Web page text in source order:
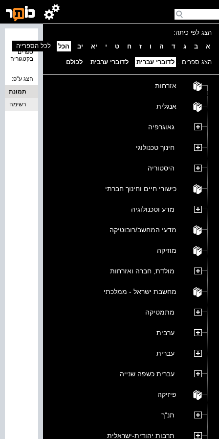
הצג לפי כיתה:
א
ב ג ד ה ו ז ח ט י יא יב הכל
הצג ספרים : לדוברי עברית לדוברי ערבית לכולם
אזרחות
אנגלית
גאוגרפיה
חינוך טכנולוגי
היסטוריה
כישורי חיים וחינוך חברתי
מדע וטכנולוגיה
מדעי המחשב/רובוטיקה
מוזיקה
מולדת, חברה ואזרחות
מחשבת ישראל - ממלכתי
מתמטיקה
ערבית
עברית
עברית כשפה שנייה
פיזיקה
תנ"ך
תרבות יהודית-ישראלית
ספרים
בקטגוריה
לכל הספרייה
הצג ע''פ:
תמונת
כריכה
רשימה